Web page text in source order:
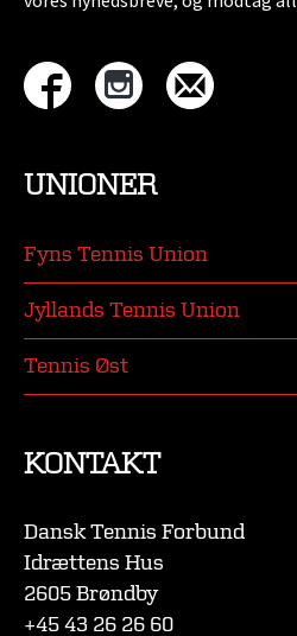
UNIONER
Fyns Tennis Union
Jyllands Tennis Union
Tennis Øst
KONTAKT
Dansk Tennis Forbund
Idrættens Hus
2605 Brøndby
+45 43 26 26 60